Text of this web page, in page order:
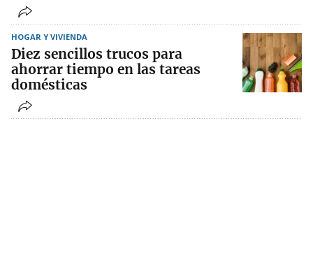
HOGAR Y VIVIENDA
Diez sencillos trucos para
ahorrar tiempo en las tareas
domésticas